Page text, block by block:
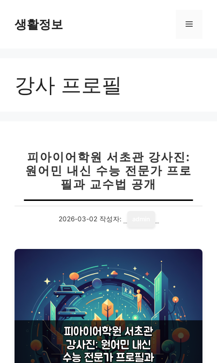
생활정보 메
강사 프로필
피아이어학원 서초관 강사진:
원어민 내신 수능 전문가 프로
필과 교수법 공개
2026-03-02 작성자: